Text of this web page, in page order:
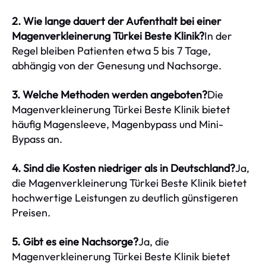
2. Wie lange dauert der Aufenthalt bei einer
Magenverkleinerung Türkei Beste Klinik?In der
Regel bleiben Patienten etwa 5 bis 7 Tage,
abhängig von der Genesung und Nachsorge.
3. Welche Methoden werden angeboten?Die
Magenverkleinerung Türkei Beste Klinik bietet
häufig Magensleeve, Magenbypass und Mini-
Bypass an.
4. Sind die Kosten niedriger als in Deutschland?Ja,
die Magenverkleinerung Türkei Beste Klinik bietet
hochwertige Leistungen zu deutlich günstigeren
Preisen.
5. Gibt es eine Nachsorge?Ja, die
Magenverkleinerung Türkei Beste Klinik bietet